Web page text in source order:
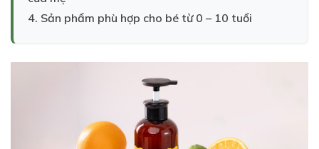
4. Sản phẩm phù hợp cho bé từ 0 – 10 tuổi